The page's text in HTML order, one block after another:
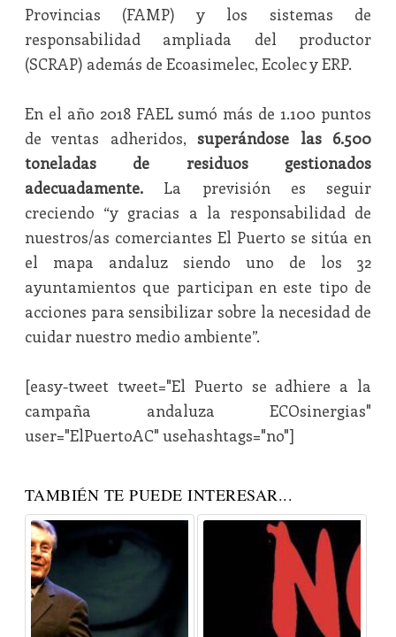
Provincias (FAMP) y los sistemas de
responsabilidad ampliada del productor
(SCRAP) además de Ecoasimelec, Ecolec y ERP.
En el año 2018 FAEL sumó más de 1.100 puntos
de ventas adheridos,superándose las 6.500
toneladas de residuos gestionados
adecuadamente.La previsión es seguir
creciendo “y gracias a la responsabilidad de
nuestros/as comerciantes El Puerto se sitúa en
el mapa andaluz siendo uno de los 32
ayuntamientos que participan en este tipo de
acciones para sensibilizar sobre la necesidad de
cuidar nuestro medio ambiente”.
[easy-tweet tweet="El Puerto se adhiere a la
campaña andaluza ECOsinergias"
user="ElPuertoAC" usehashtags="no"]
TAMBIÉN TE PUEDE INTERESAR...